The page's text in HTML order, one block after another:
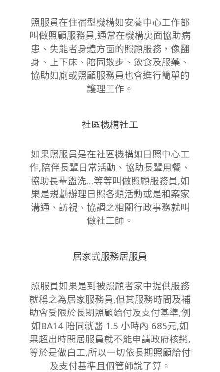
照服員在住宿型機構如安養中心工作都
叫做照顧服務員,通常在機構裏面協助病
患、失能者身體方面的照顧服務，像翻
身、上下床、陪同散步、飲食及服藥、
協助如廁或照顧服務員也會進行簡單的
護理工作。
社區機構社工
如果照服員是在社區機構如日照中心工
作,陪伴長輩日常活動、協助長輩用餐、
協助長輩盥洗…等等叫做照顧服務員,如
果是規劃辦理日照各類活動或是和案家
溝通、訪視、協調之相關行政事務就叫
做社工師。
居家式服務居服員
照服員如果是到被照顧者家中提供服務
就稱之為居家服務員,但其服務時間及補
助會受限於長期照顧給付及支付基準,例
如BA14 陪同就醫 1.5 小時內 685元,如
果超出時間居服員就不能申請政府核銷,
等於是做白工,所以一切依長期照顧給付
及支付基準且個管師說了算。